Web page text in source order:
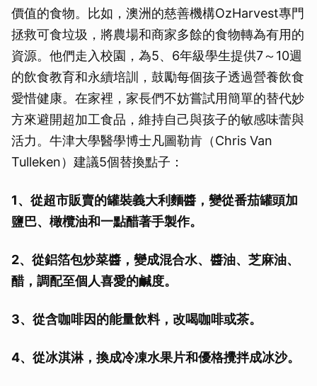
價值的食物。比如，澳洲的慈善機構OzHarvest專門
拯救可食垃圾，將農場和商家多餘的食物轉為有用的
資源。他們走入校園，為5、6年級學生提供7～10週
的飲食教育和永續培訓，鼓勵每個孩子透過營養飲食
愛惜健康。在家裡，家長們不妨嘗試用簡單的替代妙
方來避開超加工食品，維持自己與孩子的敏感味蕾與
活力。牛津大學醫學博士凡圖勒肯（Chris Van
Tulleken）建議5個替換點子：
1、從超市販賣的罐裝義大利麵醬，變從番茄罐頭加
鹽巴、橄欖油和一點醋著手製作。
2、從鋁箔包炒菜醬，變成混合水、醬油、芝麻油、
醋，調配至個人喜愛的鹹度。
3、從含咖啡因的能量飲料，改喝咖啡或茶。
4、從冰淇淋，換成冷凍水果片和優格攪拌成冰沙。